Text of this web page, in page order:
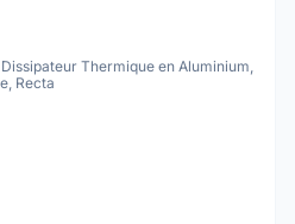
Thermique en Aluminium,
Recta